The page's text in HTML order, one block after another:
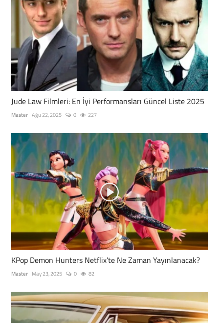
Jude Law Filmleri: En İyi Performansları Güncel Liste 2025
Master Ağu 22, 2025 0 227
KPop Demon Hunters Netflix’te Ne Zaman Yayınlanacak?
Master May 23, 2025 0 82